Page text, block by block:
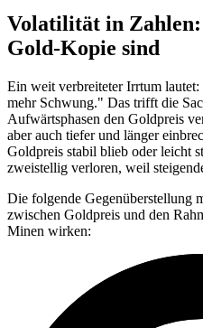
Volatilität in
Gold-Kopie sind
Ein weit verbreiteter Irrtum
mehr Schwung." Das trifft die
Aufwärtsphasen den Goldpreis
aber auch tiefer und länger
Goldpreis stabil blieb oder leicht
zweistellig verloren, weil
Die folgende Gegenüberstellung
zwischen Goldpreis und den
Minen wirken: